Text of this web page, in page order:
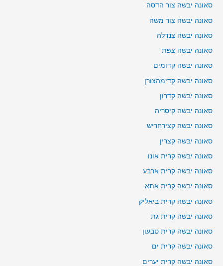
סאונה יבשה צור הדסה
סאונה יבשה צור משה
סאונה יבשה צנדלה
סאונה יבשה צפת
סאונה יבשה קדומים
סאונה יבשה קדימהצורן
סאונה יבשה קדרון
סאונה יבשה קיסריה
סאונה יבשה קצירחריש
סאונה יבשה קצרין
סאונה יבשה קרית אונו
סאונה יבשה קרית ארבע
סאונה יבשה קרית אתא
סאונה יבשה קרית ביאליק
סאונה יבשה קרית גת
סאונה יבשה קרית טבעון
סאונה יבשה קרית ים
סאונה יבשה קרית יערים